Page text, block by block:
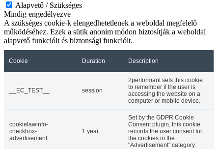
Alapvető / Szükséges
Mindig engedélyezve
A szükséges cookie-k elengedhetetlenek a weboldal megfelelő
működéséhez. Ezek a sütik anonim módon biztosítják a weboldal
alapvető funkcióit és biztonsági funkcióit.
Cookie Duration Description
__EC_TEST__ session
2performant sets this cookie
to remember if the user is
accessing the website on a
computer or mobile device.
cookielawinfo-
checkbox-
advertisement
1 year
Set by the GDPR Cookie
Consent plugin, this cookie
records the user consent for
the cookies in the
"Advertisement" category.